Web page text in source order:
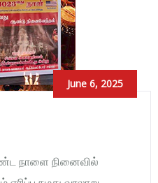
June 6, 2025
நாளை நினைவில்